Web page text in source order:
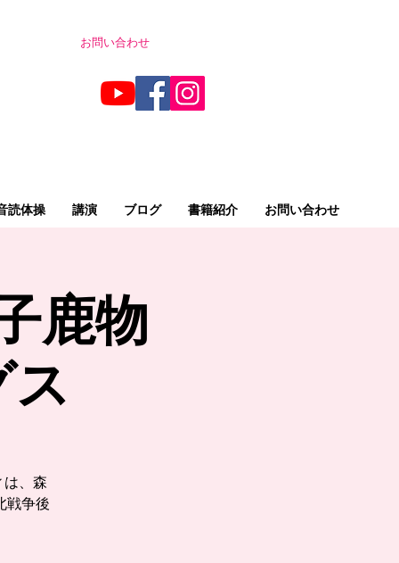
お問い合わせ
読体操 講演 ブログ 書籍紹介 お問い合わせ
鹿物
、森
戦争後